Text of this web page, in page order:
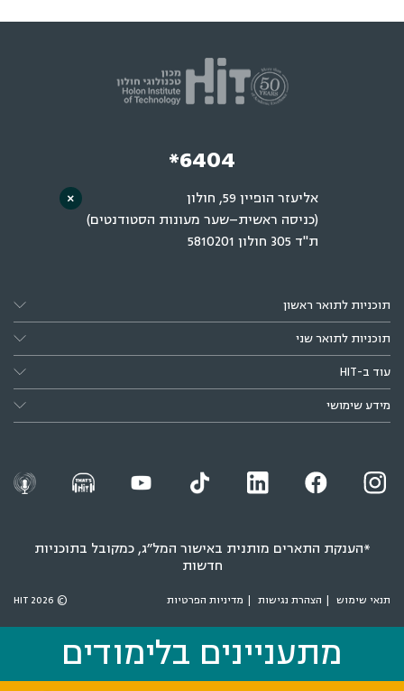
*6404
אליעזר הופיין 59, חולון
(כניסה ראשית–שער מעונות הסטודנטים)
ת"ד 305 חולון 5810201
תוכניות לתואר ראשון
תוכניות לתואר שני
עוד ב-HIT
מידע שימושי
*הענקת התארים מותנית באישור המל״ג, כמקובל בתוכניות
חדשות
תנאי שימוש הצהרת נגישות מדיניות הפרטיות © 2026 HIT
מתעניינים בלימודים
מתעניינים בלימודים
×